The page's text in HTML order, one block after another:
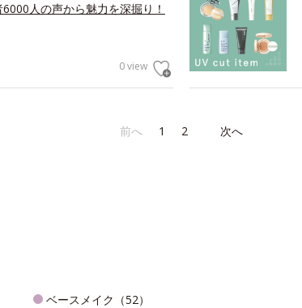
人の声から魅力を深掘り！
0 view
前へ 1 2 次へ
ベースメイク（52）